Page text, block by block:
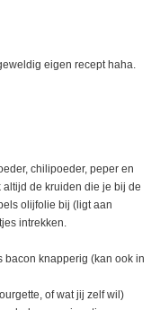
eigen recept haha.
chilipoeder, peper en
de kruiden die je bij de
olijfolie bij (ligt aan
intrekken.
bacon knapperig (kan ook in
of wat jij zelf wil)